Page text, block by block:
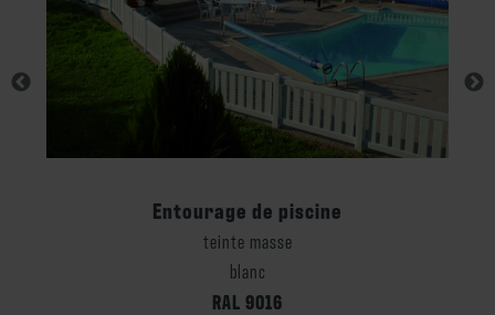
Entourage de piscine
teinte masse
blanc
RAL 9016